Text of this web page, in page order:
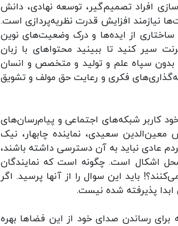
افراد تصمیم‌گیر، توسعه نهادی، دانش
نیازمند افزایش قدرت نظریه‌پردازی است.
از ایده‌ها و درک وضعیت‌های نوین
سیر کنید تا ببینید محتواهای با زبان
بدون سپاه علم و تولید و متخصص و انسان
فکری و رعایت حق مولف و تشویق
کاربر شبکه‌های اجتماعی و پیام‌رسان‌های
سعیدی، نماینده چابهار، نیک
عادی نباید به آن دسترسی داشته باشند،
اشکال است. چگونه است که نمایندگان
باید این سوال را از آنها پرسید. اگر
ابدا پذیرفته شده نیست.
برای رساندن صدای خود از این فضاها بهره